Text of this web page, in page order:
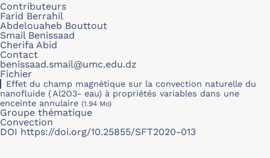
Contributeurs
Farid Berrahil
Abdelouaheb Bouttout
Smail Benissaad
Cherifa Abid
Contact
benissaad.smail@umc.edu.dz
Fichier
Effet du champ magnétique sur la convection naturelle du
nanofluide ( Al2O3- eau) à propriétés variables dans une
enceinte annulaire (1.94 Mo)
Groupe thématique
Convection
DOI https://doi.org/10.25855/SFT2020-013